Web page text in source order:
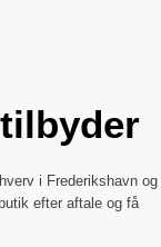
i Frederikshavn og
efter aftale og få